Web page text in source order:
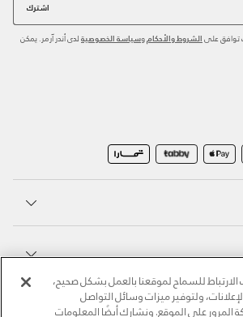
اشترك
توافق على الشروط والأحكام وسياسة الخصوصية لدى أندر آرمر. يمكن
للسماح لموقعنا بالعمل بشكل صحيح،
ولتوفير ميزات وسائل التواصل
المرور على الموقع. ونشارك أيضًا المعلومات